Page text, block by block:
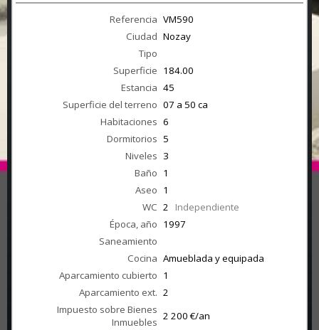
Referencia VM590
Ciudad Nozay
Tipo
Superficie 184.00
Estancia 45
Superficie del terreno 07 a 50 ca
Habitaciones 6
Dormitorios 5
Niveles 3
Baño 1
Aseo 1
WC 2 Independiente
Época, año 1997
Saneamiento
Cocina Amueblada y equipada
Aparcamiento cubierto 1
Aparcamiento ext. 2
Impuesto sobre Bienes
Inmuebles 2 200 €/an